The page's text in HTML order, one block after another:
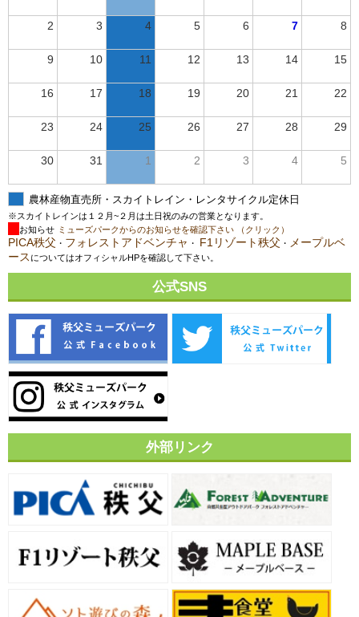
2 3 4 5 6 7 8
9 10 11 12 13 14 15
16 17 18 19 20 21 22
23 24 25 26 27 28 29
30 31 1 2 3 4 5
農林産物直売所・スカイトレイン・レンタサイクル定休日
※スカイトレインは１２月~２月は土日祝のみの営業となります。
お知らせ ミューズパークからのお知らせを確認下さい （クリック）
PICA秩父 ・ フォレストアドベンチャ ・ F1リゾート秩父 ・ メープルベ
ース についてはオフィシャルHPを確認して下さい。
公式SNS
外部リンク